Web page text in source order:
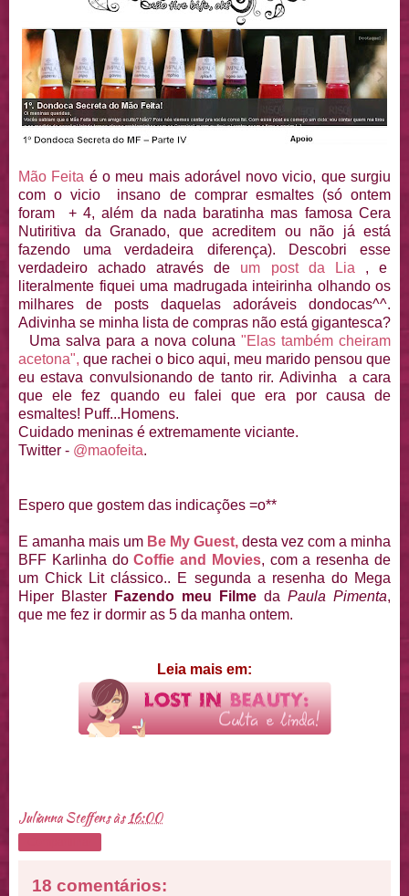
Mão Feita é o meu mais adorável novo vicio, que surgiu
com o vicio insano de comprar esmaltes (só ontem
foram + 4, além da nada baratinha mas famosa Cera
Nutiritiva da Granado, que acreditem ou não já está
fazendo uma verdadeira diferença). Descobri esse
verdadeiro achado através de um post da Lia , e
literalmente fiquei uma madrugada inteirinha olhando os
milhares de posts daquelas adoráveis dondocas^^.
Adivinha se minha lista de compras não está gigantesca?
Uma salva para a nova coluna "Elas também cheiram
acetona", que rachei o bico aqui, meu marido pensou que
eu estava convulsionando de tanto rir. Adivinha a cara
que ele fez quando eu falei que era por causa de
esmaltes! Puff...Homens.
Cuidado meninas é extremamente viciante.
Twitter - @maofeita.
Espero que gostem das indicações =o**
E amanha mais um Be My Guest, desta vez com a minha
BFF Karlinha doCoffie and Movies, com a resenha de
um Chick Lit clássico.. E segunda a resenha do Mega
Hiper Blaster
Fazendo meu Filme da Paula Pimenta,
que me fez ir dormir as 5 da manha ontem.
Leia mais em:
Julianna Steffensàs 16:00
18 comentários: